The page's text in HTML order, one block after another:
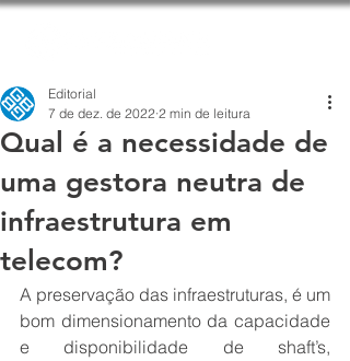
Qual é a necessidade de
uma gestora neutra de
infraestrutura em
telecom?
Editorial
7 de dez. de 2022 2 min de leitura
A preservação das infraestruturas, é um
bom dimensionamento da capacidade
e disponibilidade de shaft’s,